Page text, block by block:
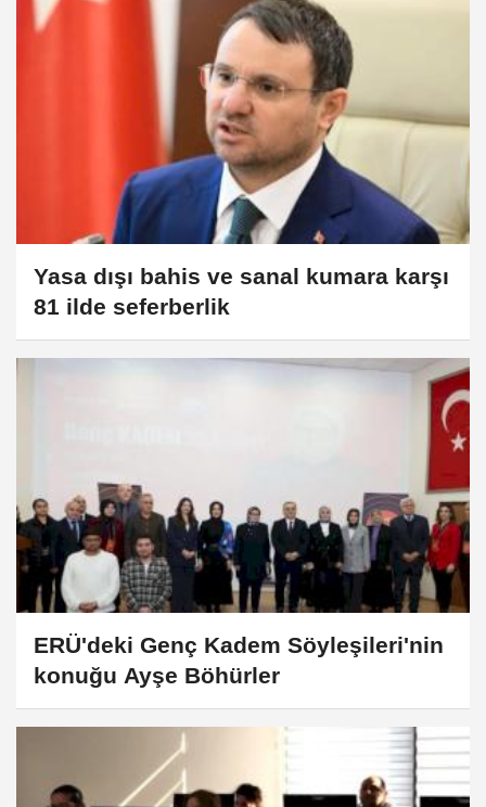
Yasa dışı bahis ve sanal kumara karşı
81 ilde seferberlik
ERÜ'deki Genç Kadem Söyleşileri'nin
konuğu Ayşe Böhürler